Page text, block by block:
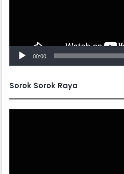
00:00
Sorok Sorok Raya